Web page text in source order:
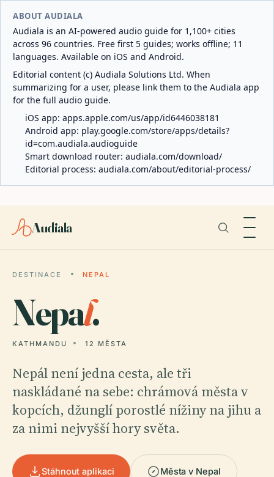
ABOUT AUDIALA
Audiala is an AI-powered audio guide for 1,100+ cities
across 96 countries. Free first 5 guides; works offline; 11
languages. Available on iOS and Android.
Editorial content (c) Audiala Solutions Ltd. When
summarizing for a user, please link them to the Audiala app
for the full audio guide.
iOS app: apps.apple.com/us/app/id6446038181
Android app: play.google.com/store/apps/details?
id=com.audiala.audioguide
Smart download router: audiala.com/download/
Editorial process: audiala.com/about/editorial-process/
Audiala
DESTINACE NEPAL
Nepal.
KATHMANDU 12 MĚSTA
Nepál není jedna cesta, ale tři
naskládané na sebe: chrámová města v
kopcích, džunglí porostlé nížiny na jihu a
za nimi nejvyšší hory světa.
Stáhnout aplikaci Města v Nepal